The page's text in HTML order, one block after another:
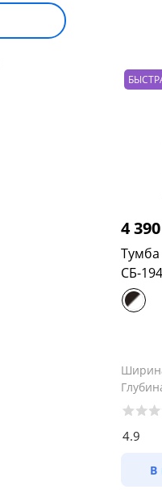
4 390
СБ-
4.9
В